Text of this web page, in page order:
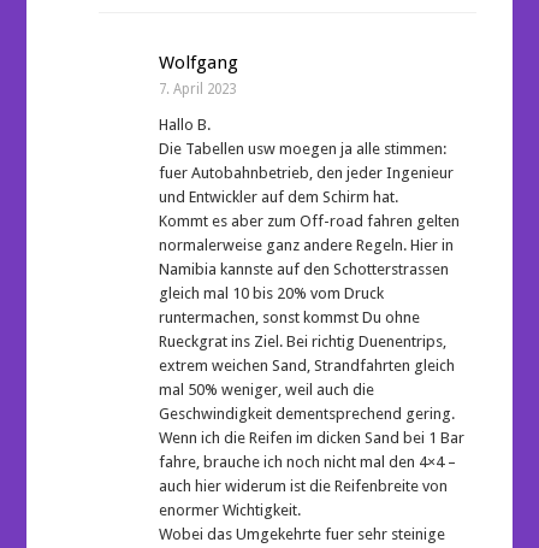
Wolfgang
7. April 2023
Hallo B.
Die Tabellen usw moegen ja alle stimmen:
fuer Autobahnbetrieb, den jeder Ingenieur
und Entwickler auf dem Schirm hat.
Kommt es aber zum Off-road fahren gelten
normalerweise ganz andere Regeln. Hier in
Namibia kannste auf den Schotterstrassen
gleich mal 10 bis 20% vom Druck
runtermachen, sonst kommst Du ohne
Rueckgrat ins Ziel. Bei richtig Duenentrips,
extrem weichen Sand, Strandfahrten gleich
mal 50% weniger, weil auch die
Geschwindigkeit dementsprechend gering.
Wenn ich die Reifen im dicken Sand bei 1 Bar
fahre, brauche ich noch nicht mal den 4×4 –
auch hier widerum ist die Reifenbreite von
enormer Wichtigkeit.
Wobei das Umgekehrte fuer sehr steinige